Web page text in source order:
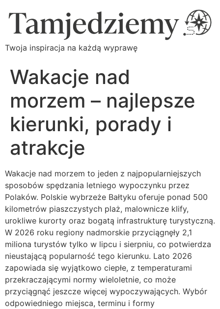
Twoja inspiracja na każdą wyprawę
Wakacje nad
morzem – najlepsze
kierunki, porady i
atrakcje
Wakacje nad morzem to jeden z najpopularniejszych
sposobów spędzania letniego wypoczynku przez
Polaków. Polskie wybrzeże Bałtyku oferuje ponad 500
kilometrów piaszczystych plaż, malownicze klify,
urokliwe kurorty oraz bogatą infrastrukturę turystyczną.
W 2026 roku regiony nadmorskie przyciągnęły 2,1
miliona turystów tylko w lipcu i sierpniu, co potwierdza
nieustającą popularność tego kierunku. Lato 2026
zapowiada się wyjątkowo ciepłe, z temperaturami
przekraczającymi normy wieloletnie, co może
przyciągnąć jeszcze więcej wypoczywających. Wybór
odpowiedniego miejsca, terminu i formy